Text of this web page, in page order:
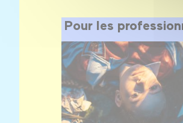
Pour les